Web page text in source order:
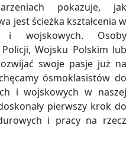
pokazuje, jak
jest ścieżka kształcenia w
i wojskowych. Osoby
Wojsku Polskim lub
swoje pasje już na
ósmoklasistów do
i wojskowych w naszej
pierwszy krok do
i pracy na rzecz